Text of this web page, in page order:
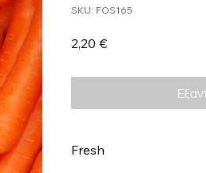
SKU: FOS165
2,20 €Τιμή
Fresh